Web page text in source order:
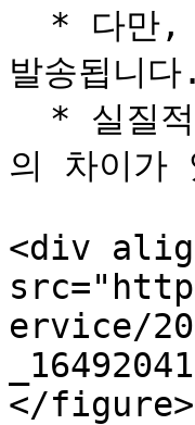
발송됩니다.
의 차이가
<div
ervice/
</